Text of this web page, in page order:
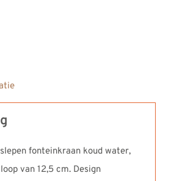
fonteinkraan koud water,
van 12,5 cm. Design